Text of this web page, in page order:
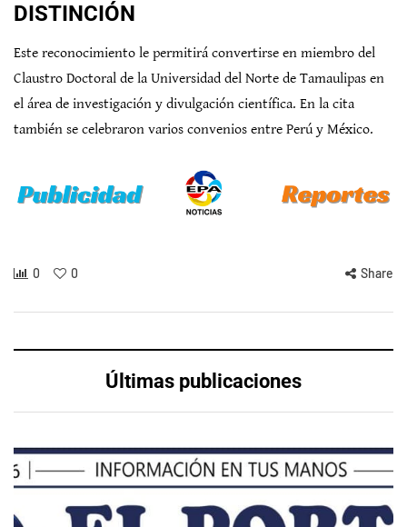
DISTINCIÓN
Este reconocimiento le permitirá convertirse en miembro del
Claustro Doctoral de la Universidad del Norte de Tamaulipas en
el área de investigación y divulgación científica. En la cita
también se celebraron varios convenios entre Perú y México.
0 0 Share
Últimas publicaciones